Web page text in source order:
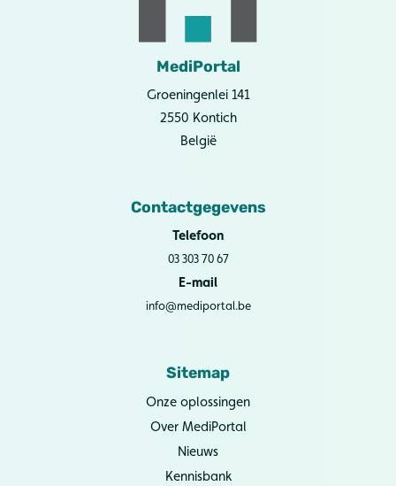
MediPortal
Groeningenlei 141
2550 Kontich
België
Contactgegevens
Telefoon
03 303 70 67
E-mail
info@mediportal.be
Sitemap
Onze oplossingen
Over MediPortal
Nieuws
Kennisbank